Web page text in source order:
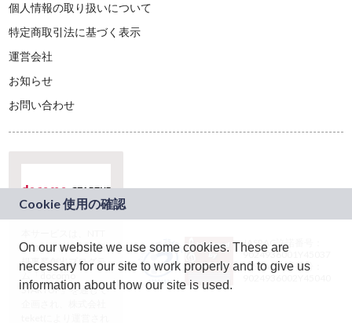
個人情報の取り扱いについて
特定商取引法に基づく表示
運営会社
お知らせ
お問い合わせ
ドコモグループの新
規事業創出プログラ
ム「docomo
STARTUP」を通じて
JASRAC許諾番号：
9024936001Y45037
JASRAC許諾番号：
On our website we use some cookies. These are
necessary for our site to work properly and to give us
information about how our site is used.